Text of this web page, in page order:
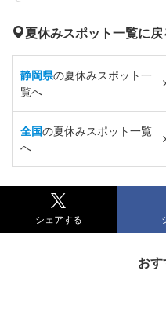
夏休みスポット一覧に戻
静岡県の夏休みスポット一
覧へ
全国の夏休みスポット一覧
へ
シェアする
お